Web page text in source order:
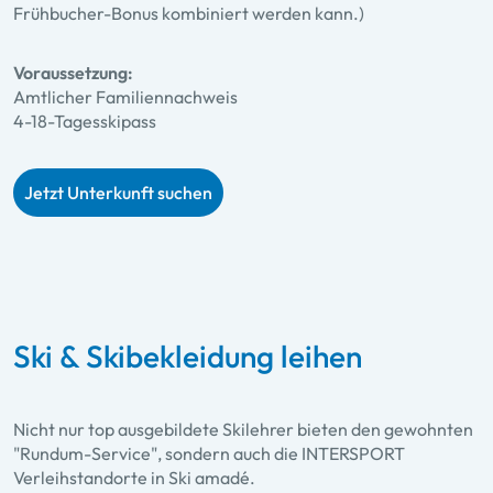
Frühbucher-Bonus kombiniert werden kann.)
Voraussetzung:
Amtlicher Familiennachweis
4-18-Tagesskipass
Jetzt Unterkunft suchen
Ski & Skibekleidung leihen
Nicht nur top ausgebildete Skilehrer bieten den gewohnten
"Rundum-Service", sondern auch die INTERSPORT
Verleihstandorte in Ski amadé.